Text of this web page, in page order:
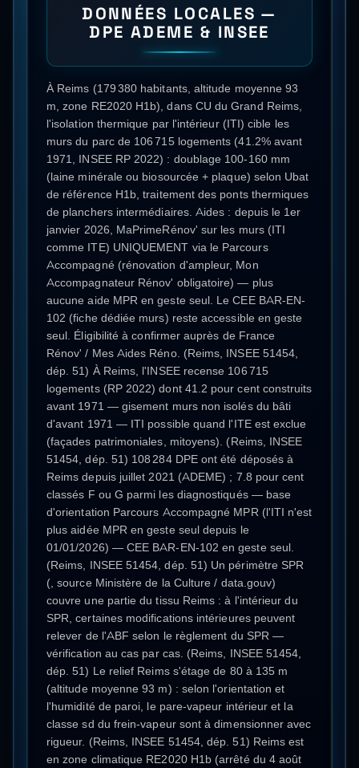
DONNÉES LOCALES —
DPE ADEME & INSEE
À Reims (179 380 habitants, altitude moyenne 93
m, zone RE2020 H1b), dans CU du Grand Reims,
l'isolation thermique par l'intérieur (ITI) cible les
murs du parc de 106 715 logements (41.2% avant
1971, INSEE RP 2022) : doublage 100-160 mm
(laine minérale ou biosourcée + plaque) selon Ubat
de référence H1b, traitement des ponts thermiques
de planchers intermédiaires. Aides : depuis le 1er
janvier 2026, MaPrimeRénov' sur les murs (ITI
comme ITE) UNIQUEMENT via le Parcours
Accompagné (rénovation d'ampleur, Mon
Accompagnateur Rénov' obligatoire) — plus
aucune aide MPR en geste seul. Le CEE BAR-EN-
102 (fiche dédiée murs) reste accessible en geste
seul. Éligibilité à confirmer auprès de France
Rénov' / Mes Aides Réno. (Reims, INSEE 51454,
dép. 51) À Reims, l'INSEE recense 106 715
logements (RP 2022) dont 41.2 pour cent construits
avant 1971 — gisement murs non isolés du bâti
d'avant 1971 — ITI possible quand l'ITE est exclue
(façades patrimoniales, mitoyens). (Reims, INSEE
51454, dép. 51) 108 284 DPE ont été déposés à
Reims depuis juillet 2021 (ADEME) ; 7.8 pour cent
classés F ou G parmi les diagnostiqués — base
d'orientation Parcours Accompagné MPR (l'ITI n'est
plus aidée MPR en geste seul depuis le
01/01/2026) — CEE BAR-EN-102 en geste seul.
(Reims, INSEE 51454, dép. 51) Un périmètre SPR
(, source Ministère de la Culture / data.gouv)
couvre une partie du tissu Reims : à l'intérieur du
SPR, certaines modifications intérieures peuvent
relever de l'ABF selon le règlement du SPR —
vérification au cas par cas. (Reims, INSEE 51454,
dép. 51) Le relief Reims s'étage de 80 à 135 m
(altitude moyenne 93 m) : selon l'orientation et
l'humidité de paroi, le pare-vapeur intérieur et la
classe sd du frein-vapeur sont à dimensionner avec
rigueur. (Reims, INSEE 51454, dép. 51) Reims est
en zone climatique RE2020 H1b (arrêté du 4 août